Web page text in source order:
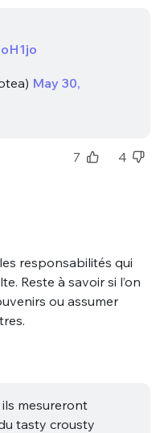
May 30,
7 4
responsabilités qui
Reste à savoir si l’on
ou assumer
mesureront
tasty crousty